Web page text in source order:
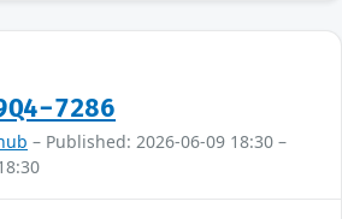
7286
– Published: 2026-06-09 18:30 –